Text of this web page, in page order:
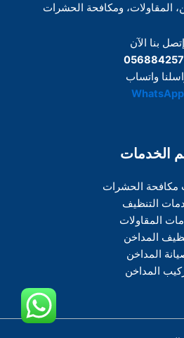
المقاولات، ومكافحة الحشرات
إتصل بنا الآن
واتساب
WhatsApp
الخدمات
مكافحة الحشرات
التنظيف
المقاولات
المداخن
المداخن
المداخن